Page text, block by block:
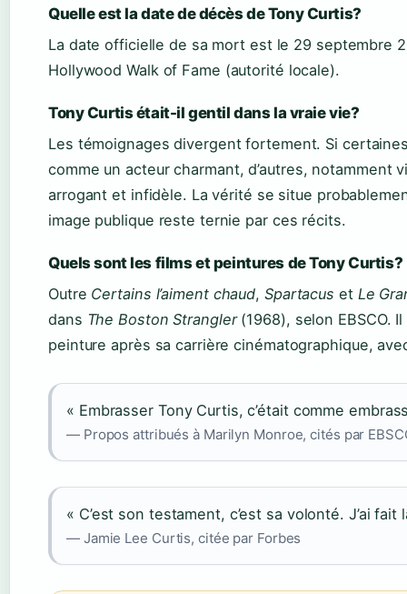
Quelle est la date de décès de Tony Curtis?
La date officielle de sa mort est le 29 septembre
Hollywood Walk of Fame (autorité locale).
Tony Curtis était-il gentil dans la vraie vie?
Les témoignages divergent fortement. Si
comme un acteur charmant, d’autres, notamment
arrogant et infidèle. La vérité se situe
image publique reste ternie par ces récits.
Quels sont les films et peintures de Tony Curtis?
Outre Certains l’aiment chaud, Spartacus et Le
dans The Boston Strangler(1968), selon EBSCO.
peinture après sa carrière cinématographique,
« Embrasser Tony Curtis, c’était comme
— Propos attribués à Marilyn Monroe, cités par
« C’est son testament, c’est sa volonté. J’ai fait
— Jamie Lee Curtis, citée par Forbes